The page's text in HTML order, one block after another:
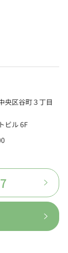
央区谷町３丁目
ビル 6F